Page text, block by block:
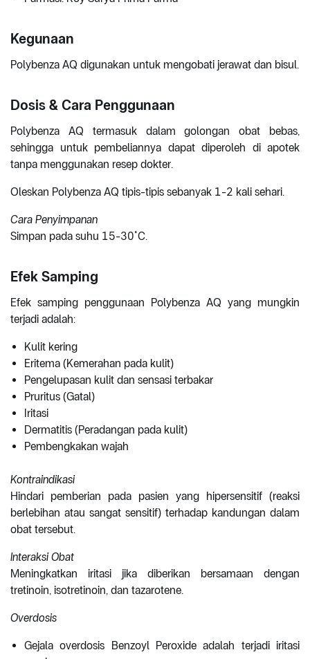
Kegunaan
Polybenza AQ digunakan untuk mengobati jerawat dan bisul.
Dosis & Cara Penggunaan
Polybenza AQ termasuk dalam golongan obat bebas,
sehingga untuk pembeliannya dapat diperoleh di apotek
tanpa menggunakan resep dokter.
Oleskan Polybenza AQ tipis-tipis sebanyak 1-2 kali sehari.
Cara Penyimpanan
Simpan pada suhu 15-30˚C.
Efek Samping
Efek samping penggunaan Polybenza AQ yang mungkin
terjadi adalah:
Kulit kering
Eritema (Kemerahan pada kulit)
Pengelupasan kulit dan sensasi terbakar
Pruritus (Gatal)
Iritasi
Dermatitis (Peradangan pada kulit)
Pembengkakan wajah
Kontraindikasi
Hindari pemberian pada pasien yang hipersensitif (reaksi
berlebihan atau sangat sensitif) terhadap kandungan dalam
obat tersebut.
Interaksi Obat
Meningkatkan iritasi jika diberikan bersamaan dengan
tretinoin, isotretinoin, dan tazarotene.
Overdosis
Gejala overdosis Benzoyl Peroxide adalah terjadi iritasi